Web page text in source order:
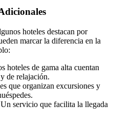
hoteles destacan por
marcar la diferencia en la
hoteles de gama alta cuentan
de relajación.
que organizan excursiones y
Un servicio que facilita la llegada